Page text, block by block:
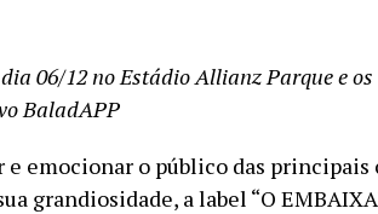
06/12 no Estádio Allianz Parque e
BaladAPP
e emocionar o público das
grandiosidade, a label “O